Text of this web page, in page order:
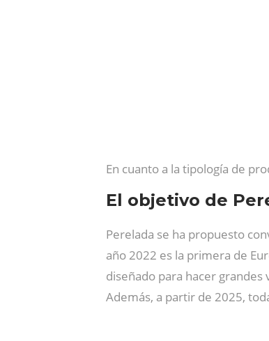
En cuanto a la tipología de
El objetivo de
Perelada se ha propuesto
año 2022 es la primera de
diseñado para hacer
Además, a partir de 2025,